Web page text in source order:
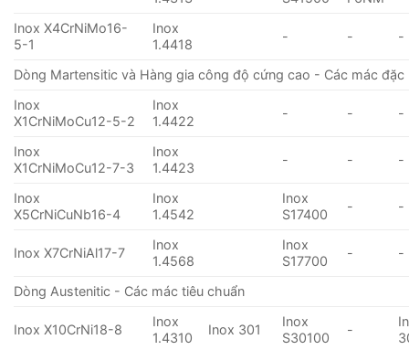
Inox X4CrNiMo16-
5-1
Inox
1.4418
- - -
Dòng Martensitic và Hàng gia công độ cứng cao - Các mác đặc
Inox
X1CrNiMoCu12-5-2
Inox
1.4422
- - -
Inox
X1CrNiMoCu12-7-3
Inox
1.4423
- - -
Inox
X5CrNiCuNb16-4
Inox
1.4542
Inox
S17400
- -
Inox X7CrNiAl17-7
Inox
1.4568
Inox
S17700
- -
Dòng Austenitic - Các mác tiêu chuẩn
Inox X10CrNi18-8
Inox
1.4310
Inox 301
Inox
S30100
-